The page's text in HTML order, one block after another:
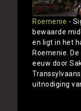
Roemenie -
bewaarde
en ligt in het
Roemenie.
eeuw door
uitnodiging